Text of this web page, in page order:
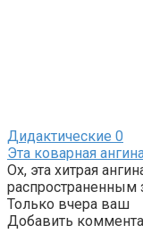
Дидактические 0
Эта коварная
Ох, эта хитрая
распространенным
Только вчера ваш
Добавить